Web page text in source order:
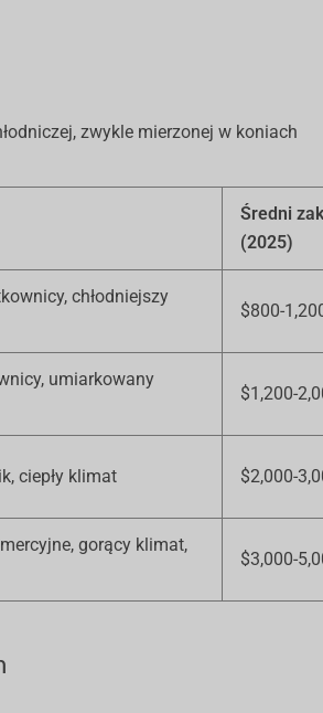
zwykle mierzonej w koniach
Średni
(2025)
chłodniejszy
$800-
umiarkowany
$1,200-
ciepły klimat $2,000-
gorący klimat,
$3,000-